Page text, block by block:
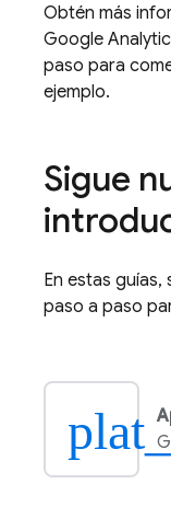
Obtén más
Google
paso para
ejemplo.
Sigue
En estas
paso a paso